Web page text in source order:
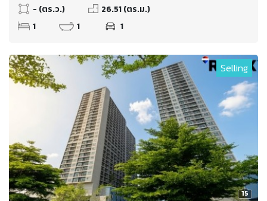
- (ตร.ว.)
26.51 (ตร.ม.)
1
1 1
15
Selling